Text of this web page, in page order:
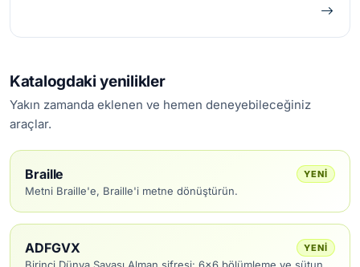
Katalogdaki yenilikler
Yakın zamanda eklenen ve hemen deneyebileceğiniz
araçlar.
Braille YENI
Metni Braille'e, Braille'i metne dönüştürün.
ADFGVX YENI